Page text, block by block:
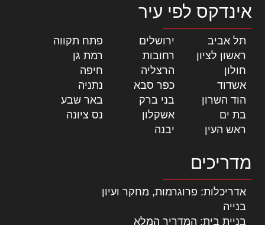
אינדקס לפי עיר
תל אביב ירושלים פתח תקווה
ראשון לציון
רחובות רמת גן
חולון
הרצליה חיפה
אשדוד
כפר סבא נתניה
הוד השרון
בני ברק באר שבע
בת ים
אשקלון נס ציונה
ראש העין
יבנה
מדריכים
אדריכלות: פרוגרמות, מחקר ועיון
בנייה
בניית בית: המדריך המלא